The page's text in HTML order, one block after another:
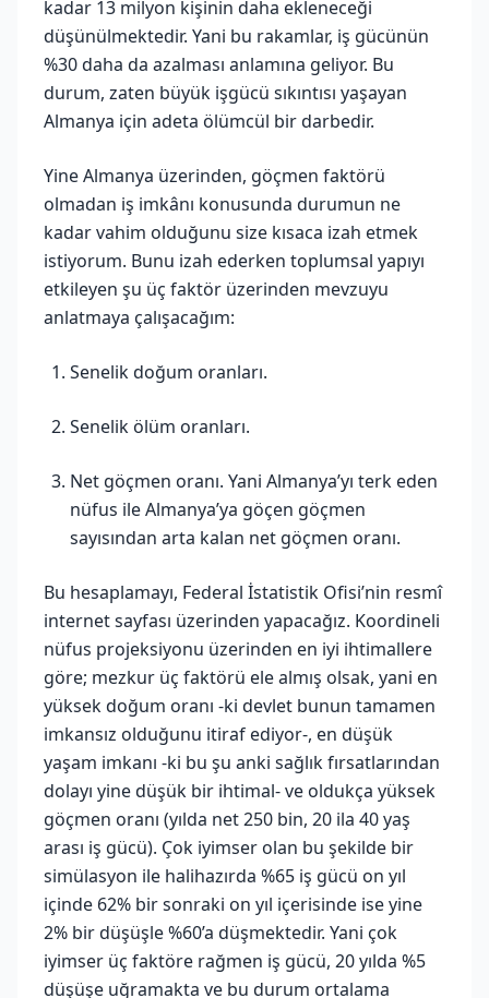
kadar 13 milyon kişinin daha ekleneceği
düşünülmektedir. Yani bu rakamlar, iş gücünün
%30 daha da azalması anlamına geliyor. Bu
durum, zaten büyük işgücü sıkıntısı yaşayan
Almanya için adeta ölümcül bir darbedir.
Yine Almanya üzerinden, göçmen faktörü
olmadan iş imkânı konusunda durumun ne
kadar vahim olduğunu size kısaca izah etmek
istiyorum. Bunu izah ederken toplumsal yapıyı
etkileyen şu üç faktör üzerinden mevzuyu
anlatmaya çalışacağım:
Senelik doğum oranları.
Senelik ölüm oranları.
Net göçmen oranı. Yani Almanya’yı terk eden
nüfus ile Almanya’ya göçen göçmen
sayısından arta kalan net göçmen oranı.
Bu hesaplamayı, Federal İstatistik Ofisi’nin resmî
internet sayfası üzerinden yapacağız. Koordineli
nüfus projeksiyonu üzerinden en iyi ihtimallere
göre; mezkur üç faktörü ele almış olsak, yani en
yüksek doğum oranı -ki devlet bunun tamamen
imkansız olduğunu itiraf ediyor-, en düşük
yaşam imkanı -ki bu şu anki sağlık fırsatlarından
dolayı yine düşük bir ihtimal- ve oldukça yüksek
göçmen oranı (yılda net 250 bin, 20 ila 40 yaş
arası iş gücü). Çok iyimser olan bu şekilde bir
simülasyon ile halihazırda %65 iş gücü on yıl
içinde 62% bir sonraki on yıl içerisinde ise yine
2% bir düşüşle %60’a düşmektedir. Yani çok
iyimser üç faktöre rağmen iş gücü, 20 yılda %5
düşüşe uğramakta ve bu durum ortalama